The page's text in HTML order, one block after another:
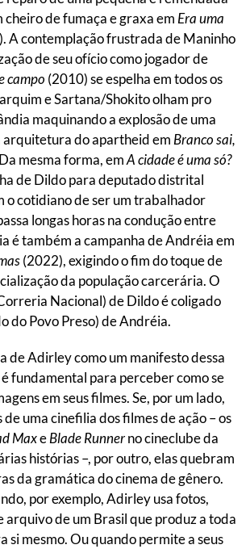
cheiro de fumaça e graxa em Era uma
A contemplação frustrada de Maninho
de seu ofício como jogador de
campo (2010) se espelha em todos os
e Sartana/Shokito olham pro
maquinando a explosão de uma
arquitetura do apartheid em Branco sai,
mesma forma, emA cidade é uma só?
de Dildo para deputado distrital
o cotidiano de ser um trabalhador
longas horas na condução entre
é também a campanha de Andréia em
(2022), exigindo o fim do toque de
da população carcerária. O
Nacional) de Dildo é coligado
do Povo Preso) de Andréia.
de Adirley como um manifesto dessa
fundamental para perceber como se
em seus filmes. Se, por um lado,
uma cinefilia dos filmes de ação – os
MaxeBlade Runnerno cineclube da
histórias –, por outro, elas quebram
da gramática do cinema de gênero.
por exemplo, Adirley usa fotos,
arquivo de um Brasil que produz a toda
si mesmo. Ou quando permite a seus